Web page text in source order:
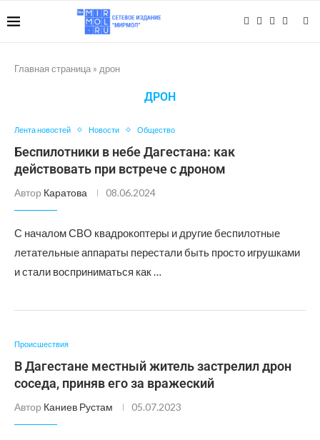
Главная страница » дрон
ДРОН
Лента новостей Новости Общество
Беспилотники в небе Дагестана: как
действовать при встрече с дроном
Автор Каратова 08.06.2024
С началом СВО квадрокоптеры и другие беспилотные
летательные аппараты перестали быть просто игрушками
и стали восприниматься как …
Происшествия
В Дагестане местный житель застрелил дрон
соседа, приняв его за вражеский
Автор Каниев Рустам 05.07.2023